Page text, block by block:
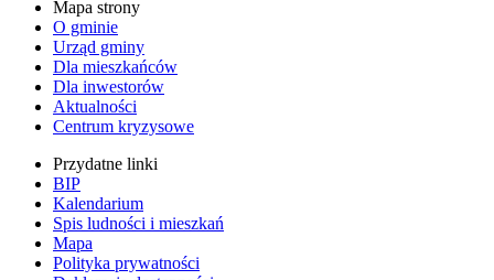
Mapa strony
O gminie
Urząd gminy
Dla mieszkańców
Dla inwestorów
Aktualności
Centrum kryzysowe
Przydatne linki
BIP
Kalendarium
Spis ludności i mieszkań
Mapa
Polityka prywatności